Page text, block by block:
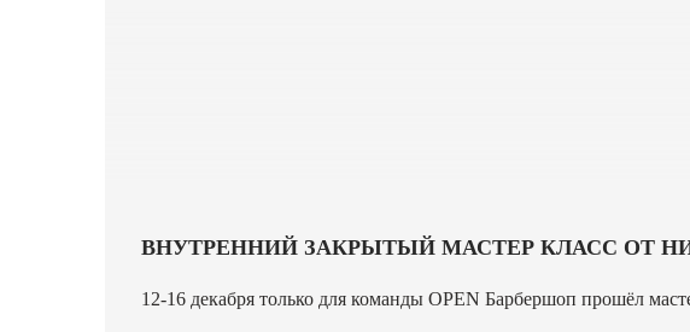
ВНУТРЕННИЙ ЗАКРЫТЫЙ МАСТЕР КЛАСС ОТ
12-16 декабря только для команды OPEN Барбершоп прошёл